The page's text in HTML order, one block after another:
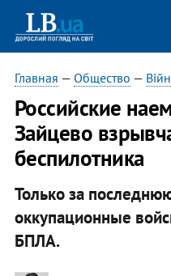
Главная — Общество —
Российские
Зайцево
беспилотника
Только за
оккупационные
БПЛА.